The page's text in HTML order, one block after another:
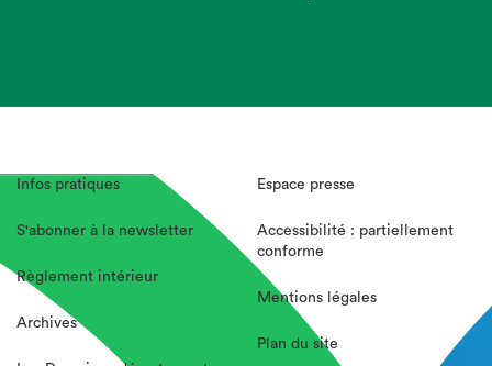
Infos pratiques
S'abonner à la newsletter
Règlement intérieur
Archives
Espace presse
Accessibilité : partiellement
conforme
Mentions légales
Plan du site